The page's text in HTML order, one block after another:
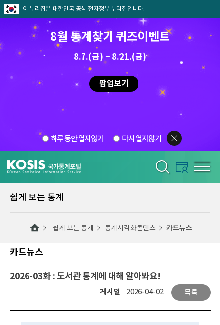
이 누리집은 대한민국 공식 전자정부 누리집입니다.
8월 통계찾기 퀴즈이벤트
8.7.(금) ~ 8.21.(금)
팝업보기
하루 동안 열지않기 다시 열지않기
쉽게 보는 통계
쉽게 보는 통계 통계시각화콘텐츠 카드뉴스
카드뉴스
2026-03화 : 도서관 통계에 대해 알아봐요!
게시일 2026-04-02 목록